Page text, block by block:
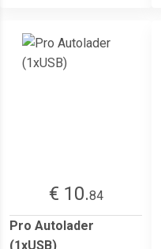
€ 10.84
Pro Autolader
(1xUSB)